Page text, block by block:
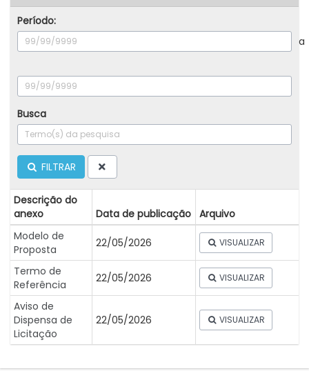
Período:
a
Busca
FILTRAR
Descrição do
anexo
Data de publicação Arquivo
Modelo de
Proposta
22/05/2026 VISUALIZAR
Termo de
Referência
22/05/2026 VISUALIZAR
Aviso de
Dispensa de
Licitação
22/05/2026 VISUALIZAR